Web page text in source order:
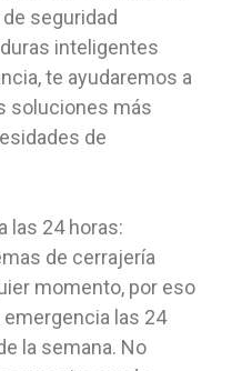
seguridad
inteligentes
te ayudaremos a
soluciones más
de
las 24 horas:
de cerrajería
momento, por eso
las 24
la semana. No